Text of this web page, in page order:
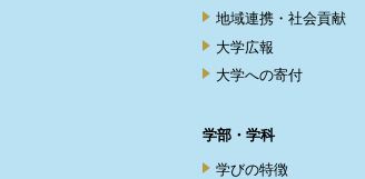
地域連携・社会貢献
大学広報
大学への寄付
学部・学科
学びの特徴